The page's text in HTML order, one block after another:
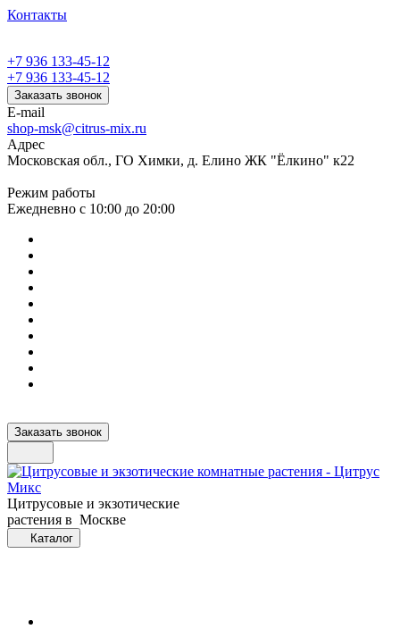
Контакты
+7 936 133-45-12
+7 936 133-45-12
Заказать звонок
E-mail
shop-msk@citrus-mix.ru
Адрес
Московская обл., ГО Химки, д. Елино ЖК "Ёлкино" к22
Режим работы
Ежедневно с 10:00 до 20:00
Заказать звонок
Цитрусовые и экзотические
растения в Москве
Каталог